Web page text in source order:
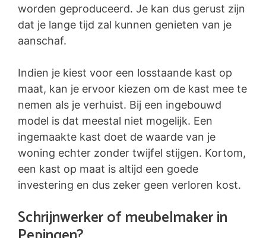
worden geproduceerd. Je kan dus gerust zijn
dat je lange tijd zal kunnen genieten van je
aanschaf.
Indien je kiest voor een losstaande kast op
maat, kan je ervoor kiezen om de kast mee te
nemen als je verhuist. Bij een ingebouwd
model is dat meestal niet mogelijk. Een
ingemaakte kast doet de waarde van je
woning echter zonder twijfel stijgen. Kortom,
een kast op maat is altijd een goede
investering en dus zeker geen verloren kost.
Schrijnwerker of meubelmaker in